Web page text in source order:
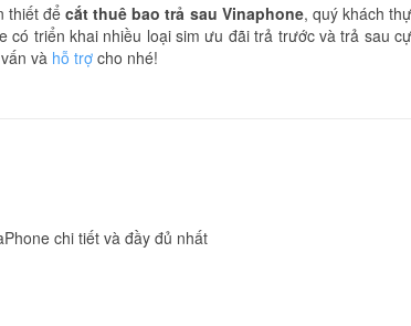
thiết đểcắt thuê bao trả sau Vinaphone, quý khách
có triển khai nhiều loại sim ưu đãi trả trước và trả sau
và hỗ trợ cho nhé!
chi tiết và đầy đủ nhất